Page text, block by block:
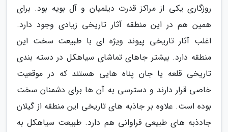
روزگاری یکی از مراکز قدرت دیلمیان و آل بویه بود. برای
همین هم در این منطقه آثار تاریخی زیادی وجود دارد.
اغلب آثار تاریخی پیوند ویژه ای با طبیعت سخت این
منطقه دارد. بیشتر جاهای تماشای سیاهکل در دسته بندی
تاریخی قلعه یا جان پناه هایی هستند که در موقعیت
خاصی قرار دارند و دسترسی به آن ها برای دشمنان سخت
بوده است. علاوه بر جاذبه های تاریخی این منطقه از گیلان
جادذبه های طبیعی فراوانی هم دارد. طبیعت سیاهکل به